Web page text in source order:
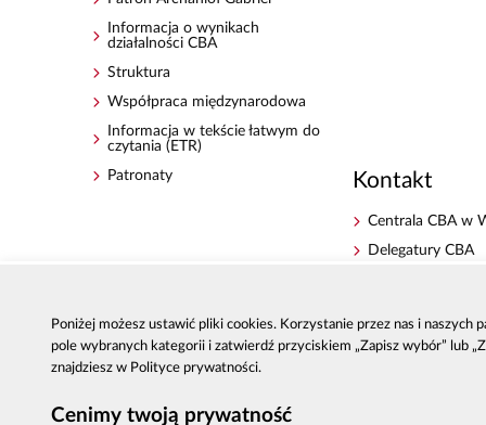
Informacja o wynikach
działalności CBA
Struktura
Współpraca międzynarodowa
Informacja w tekście łatwym do
czytania (ETR)
Patronaty
Kontakt
Centrala CBA w
Delegatury CBA
Sygnaliści -
zewnętrzne
Poniżej możesz ustawić pliki cookies. Korzystanie przez nas i
pole wybranych kategorii i zatwierdź przyciskiem „Zapisz wybór” lub
znajdziesz w Polityce prywatności.
Cenimy twoją prywatność